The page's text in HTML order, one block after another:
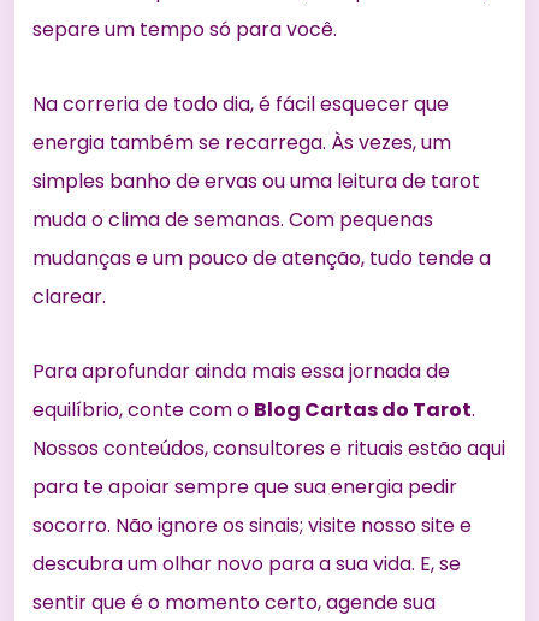
separe um tempo só para você.
Na correria de todo dia, é fácil esquecer que
energia também se recarrega. Às vezes, um
simples banho de ervas ou uma leitura de tarot
muda o clima de semanas. Com pequenas
mudanças e um pouco de atenção, tudo tende a
clarear.
Para aprofundar ainda mais essa jornada de
equilíbrio, conte com o Blog Cartas do Tarot.
Nossos conteúdos, consultores e rituais estão aqui
para te apoiar sempre que sua energia pedir
socorro. Não ignore os sinais; visite nosso sitee
descubra um olhar novo para a sua vida. E, se
sentir que é o momento certo, agende sua